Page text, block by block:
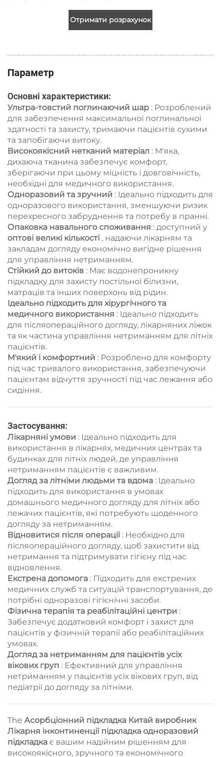
Отримати розрахунок
Параметр
Основні характеристики:
Ультра-товстий поглинаючий шар : Розроблений
для забезпечення максимальної поглинальної
здатності та захисту, тримаючи пацієнтів сухими
та запобігаючи витоку.
Високоякісний нетканий матеріал : М'яка,
дихаюча тканина забезпечує комфорт,
зберігаючи при цьому міцність і довговічність,
необхідні для медичного використання.
Одноразовий та зручний : Ідеально підходить для
одноразового використання, зменшуючи ризик
перехресного забруднення та потребу в пранні.
Опаковка навального споживання : доступний у
оптові великі кількості , надаючи лікарням та
закладам догляду економічно вигідне рішення
для управління нетриманням.
Стійкий до витоків : Має водонепроникну
підкладку для захисту постільної білизни,
матраців та інших поверхонь від рідин.
Ідеально підходить для хірургічного та
медичного використання : Ідеально підходить
для післяопераційного догляду, лікарняних ліжок
та як частина управління нетриманням для літніх
пацієнтів.
М'який і комфортний : Розроблено для комфорту
під час тривалого використання, забезпечуючи
пацієнтам відчуття зручності під час лежання або
сидіння.
Застосування:
Лікарняні умови : Ідеально підходить для
використання в лікарнях, медичних центрах та
будинках для літніх людей, де управління
нетриманням пацієнтів є важливим.
Догляд за літніми людьми та вдома : Ідеально
підходить для використання в умовах
домашнього медичного догляду для літніх або
лежачих пацієнтів, які потребують щоденного
догляду за нетриманням.
Відновитися після операції : Необхідно для
післяопераційного догляду, щоб захистити від
нетримання та підтримувати гігієну під час
відновлення.
Екстрена допомога : Підходить для екстрених
медичних служб та ситуацій транспортування, де
потрібні одноразові гігієнічні засоби.
Фізична терапія та реабілітаційні центри :
Забезпечує додатковий комфорт і захист для
пацієнтів у фізичній терапії або реабілітаційних
умовах.
Догляд за нетриманням для пацієнтів усіх
вікових груп : Ефективний для управління
нетриманням у пацієнтів усіх вікових груп, від
педіатрії до догляду за літніми.
The Асорбціонний підкладка Китай виробник
Лікарня інконтиненції підкладка одноразовий
підкладка є вашим надійним рішенням для
високоякісного, зручного та економічного